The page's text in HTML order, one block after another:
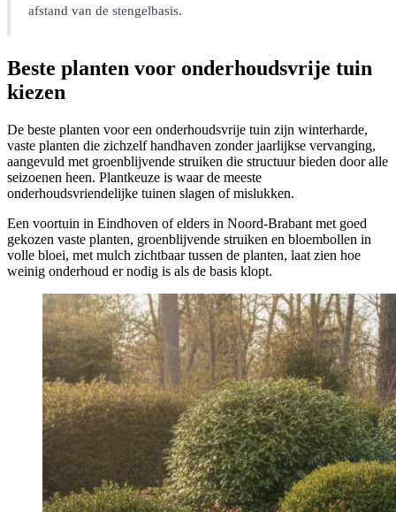
afstand van de stengelbasis.
Beste planten voor onderhoudsvrije tuin
kiezen
De beste planten voor een onderhoudsvrije tuin zijn winterharde,
vaste planten die zichzelf handhaven zonder jaarlijkse vervanging,
aangevuld met groenblijvende struiken die structuur bieden door alle
seizoenen heen. Plantkeuze is waar de meeste
onderhoudsvriendelijke tuinen slagen of mislukken.
Een voortuin in Eindhoven of elders in Noord-Brabant met goed
gekozen vaste planten, groenblijvende struiken en bloembollen in
volle bloei, met mulch zichtbaar tussen de planten, laat zien hoe
weinig onderhoud er nodig is als de basis klopt.